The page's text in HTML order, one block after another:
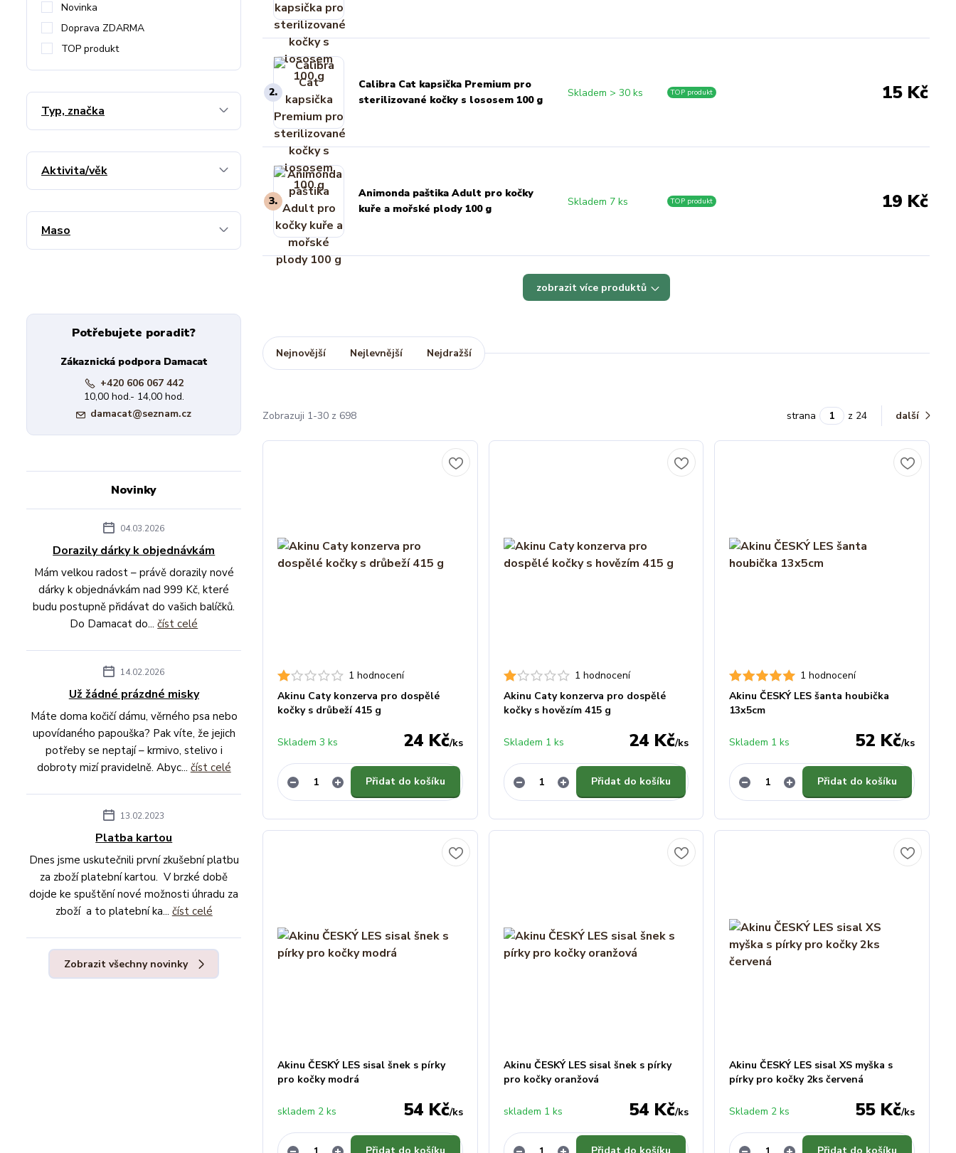
2.
Calibra Cat kapsička Premium pro
sterilizované kočky s lososem 100 g
Skladem > 30 ks TOP produkt 15 Kč
3.
Animonda paštika Adult pro kočky
kuře a mořské plody 100 g
Skladem 7 ks TOP produkt 19 Kč
zobrazit více produktů
Nejnovější Nejlevnější Nejdražší
Zobrazuji 1-30 z 698 strana z 24 další
1 hodnocení
Akinu Caty konzerva pro dospělé
kočky s drůbeží 415 g
24 Kč/ks
Skladem 3 ks
Přidat do košíku
1 hodnocení
Akinu Caty konzerva pro dospělé
kočky s hovězím 415 g
24 Kč/ks
Skladem 1 ks
Přidat do košíku
1 hodnocení
Akinu ČESKÝ LES šanta houbička
13x5cm
52 Kč/ks
Skladem 1 ks
Přidat do košíku
Akinu ČESKÝ LES sisal šnek s pírky
pro kočky modrá
54 Kč/ks
skladem 2 ks
Akinu ČESKÝ LES sisal šnek s pírky
pro kočky oranžová
54 Kč/ks
skladem 1 ks
Akinu ČESKÝ LES sisal XS myška s
pírky pro kočky 2ks červená
55 Kč/ks
Skladem 2 ks
Novinka
Doprava ZDARMA
TOP produkt
Typ, značka
Aktivita/věk
Maso
Potřebujete poradit?
Zákaznická podpora Damacat
+420 606 067 442
10,00 hod.- 14,00 hod.
damacat@seznam.cz
Novinky
04.03.2026
Dorazily dárky k objednávkám
Mám velkou radost – právě dorazily nové
dárky k objednávkám nad 999 Kč, které
budu postupně přidávat do vašich balíčků.
Do Damacat do...číst celé
14.02.2026
Už žádné prázdné misky
Máte doma kočičí dámu, věrného psa nebo
upovídaného papouška? Pak víte, že jejich
potřeby se neptají – krmivo, stelivo i
dobroty mizí pravidelně. Abyc... číst celé
13.02.2023
Platba kartou
Dnes jsme uskutečnili první zkušební platbu
za zboží platební kartou. V brzké době
dojde ke spuštění nové možnosti úhradu za
zboží a to platební ka... číst celé
Zobrazit všechny novinky